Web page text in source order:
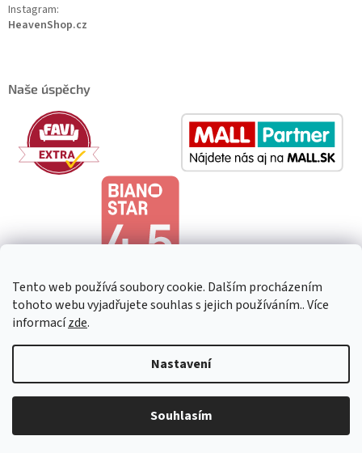
Tento web používá soubory cookie. Dalším procházením
tohoto webu vyjadřujete souhlas s jejich používáním.. Více
informacízde.
Nastavení
Souhlasím
Instagram:
HeavenShop.cz
Naše úspěchy
Vytvořil Shoptet Premium
HeavenShop. Všechna práva vyhrazena.